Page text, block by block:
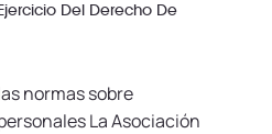
Del Derecho De
normas sobre
La Asociación